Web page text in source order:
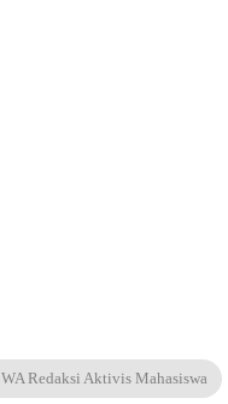
WA Redaksi Aktivis Mahasiswa